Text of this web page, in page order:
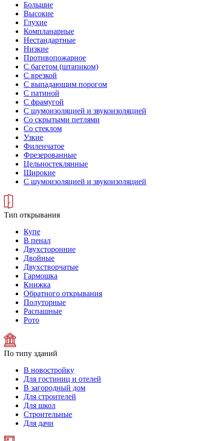
Большие
Высокие
Глухие
Компланарные
Нестандартные
Низкие
Противопожарное
С багетом (штапиком)
С врезкой
С выпадающим порогом
С патиной
С фрамугой
С шумоизоляцией и звукоизоляцией
Со скрытыми петлями
Со стеклом
Узкие
Филенчатое
Фрезерованные
Цельностеклянные
Широкие
С шумоизоляцией и звукоизоляцией
Тип открывания
Купе
В пенал
Двухсторонние
Двойные
Двухстворчатые
Гармошка
Книжка
Обратного открывания
Полуторные
Распашные
Рото
По типу зданий
В новостройку
Для гостиниц и отелей
В загородный дом
Для строителей
Для школ
Строительные
Для дачи